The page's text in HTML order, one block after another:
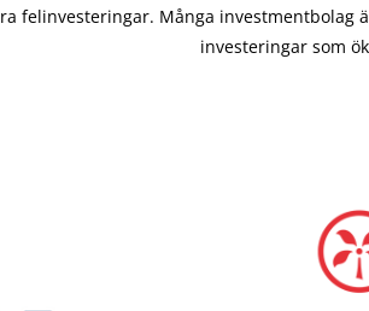
felinvesteringar. Många
investeringar som